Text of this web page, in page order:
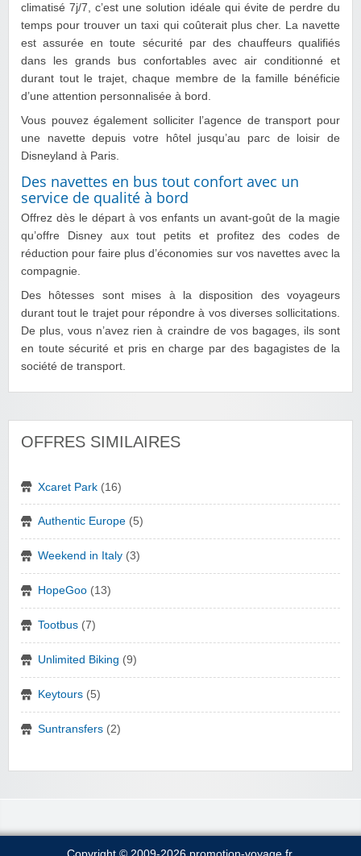
climatisé 7j/7, c’est une solution idéale qui évite de perdre du
temps pour trouver un taxi qui coûterait plus cher. La navette
est assurée en toute sécurité par des chauffeurs qualifiés
dans les grands bus confortables avec air conditionné et
durant tout le trajet, chaque membre de la famille bénéficie
d’une attention personnalisée à bord.
Vous pouvez également solliciter l’agence de transport pour
une navette depuis votre hôtel jusqu’au parc de loisir de
Disneyland à Paris.
Des navettes en bus tout confort avec un
service de qualité à bord
Offrez dès le départ à vos enfants un avant-goût de la magie
qu’offre Disney aux tout petits et profitez des codes de
réduction pour faire plus d’économies sur vos navettes avec la
compagnie.
Des hôtesses sont mises à la disposition des voyageurs
durant tout le trajet pour répondre à vos diverses sollicitations.
De plus, vous n’avez rien à craindre de vos bagages, ils sont
en toute sécurité et pris en charge par des bagagistes de la
société de transport.
OFFRES SIMILAIRES
Xcaret Park (16)
Authentic Europe (5)
Weekend in Italy (3)
HopeGoo (13)
Tootbus (7)
Unlimited Biking (9)
Keytours (5)
Suntransfers (2)